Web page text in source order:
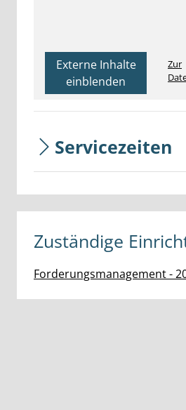
Externe Inhalte
einblenden
Zur
Servicezeiten
Zuständige
Forderungsmanagement -